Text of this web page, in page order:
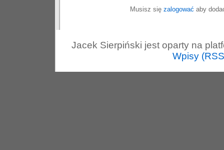
Musisz się zalogować aby
Jacek Sierpiński jest oparty na
Wpisy